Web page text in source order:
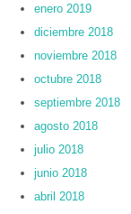
enero 2019
diciembre 2018
noviembre 2018
octubre 2018
septiembre 2018
agosto 2018
julio 2018
junio 2018
abril 2018